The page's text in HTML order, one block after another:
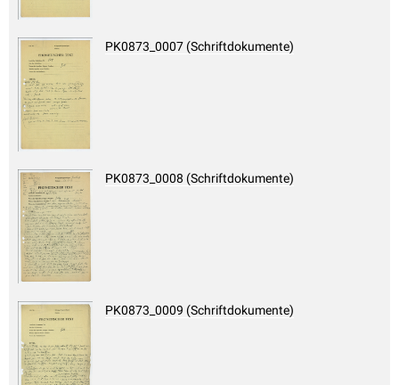
PK0873_0007 (Schriftdokumente)
PK0873_0008 (Schriftdokumente)
PK0873_0009 (Schriftdokumente)